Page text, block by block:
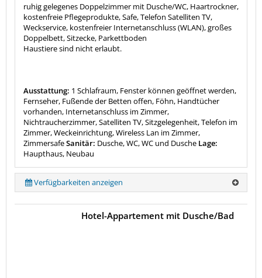
ruhig gelegenes Doppelzimmer mit Dusche/WC, Haartrockner,
kostenfreie Pflegeprodukte, Safe, Telefon Satelliten TV,
Weckservice, kostenfreier Internetanschluss (WLAN), großes
Doppelbett, Sitzecke, Parkettboden
Haustiere sind nicht erlaubt.
Ausstattung: 1 Schlafraum, Fenster können geöffnet werden,
Fernseher, Fußende der Betten offen, Föhn, Handtücher
vorhanden, Internetanschluss im Zimmer,
Nichtraucherzimmer, Satelliten TV, Sitzgelegenheit, Telefon im
Zimmer, Weckeinrichtung, Wireless Lan im Zimmer,
ZimmersafeSanitär: Dusche, WC, WC und Dusche Lage:
Haupthaus, Neubau
Verfügbarkeiten anzeigen
Hotel-Appartement mit Dusche/Bad